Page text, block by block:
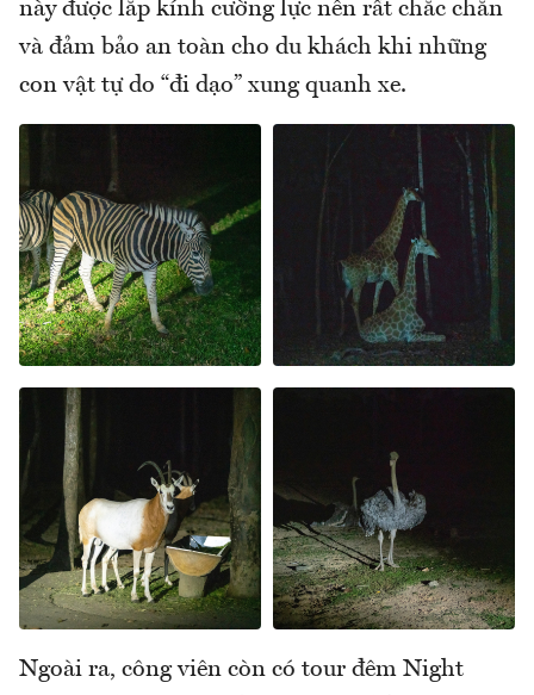
này được lắp kính cường lực nên rất chắc chắn
và đảm bảo an toàn cho du khách khi những
con vật tự do “đi dạo” xung quanh xe.
Ngoài ra, công viên còn có tour đêm Night